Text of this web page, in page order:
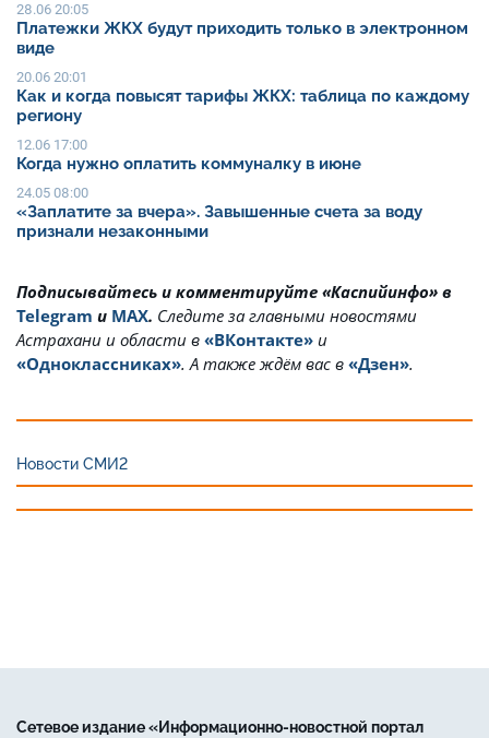
28.06 20:05
Платежки ЖКХ будут приходить только в электронном
виде
20.06 20:01
Как и когда повысят тарифы ЖКХ: таблица по каждому
региону
12.06 17:00
Когда нужно оплатить коммуналку в июне
24.05 08:00
«Заплатите за вчера». Завышенные счета за воду
признали незаконными
Подписывайтесь и комментируйте «Каспийинфо» в
Telegram и MAX. Cледите за главными новостями
Астрахани и области в «ВКонтакте» и
«Одноклассниках». А также ждём вас в «Дзен».
Новости СМИ2
Сетевое издание «Информационно-новостной портал